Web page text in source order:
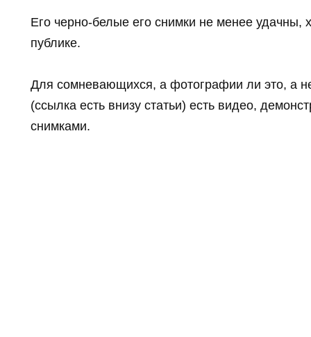
Его черно-белые его снимки не менее удачны,
публике.
Для сомневающихся, а фотографии ли это, а
(ссылка есть внизу статьи) есть видео,
снимками.